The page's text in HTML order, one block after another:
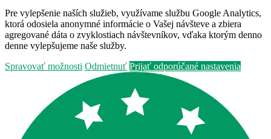
Pre vylepšenie naších služieb, využívame službu Google Analytics,
ktorá odosiela anonymné informácie o Vašej návšteve a zbiera
agregované dáta o zvyklostiach návštevníkov, vďaka ktorým denno
denne vylepšujeme naše služby.
Spravovať možnosti Odmietnuť Prijať odporúčané nastavenia